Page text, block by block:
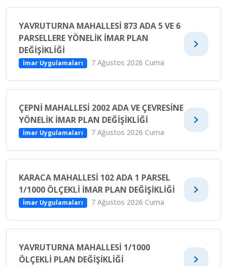
YAVRUTURNA MAHALLESİ 873 ADA 5 VE 6
PARSELLERE YÖNELİK İMAR PLAN
DEĞİŞİKLİĞİ
İmar Uygulamaları 7 Ağustos 2026 Cuma
ÇEPNİ MAHALLESİ 2002 ADA VE ÇEVRESİNE
YÖNELİK İMAR PLAN DEĞİŞİKLİĞİ
İmar Uygulamaları 7 Ağustos 2026 Cuma
KARACA MAHALLESİ 102 ADA 1 PARSEL
1/1000 ÖLÇEKLİ İMAR PLAN DEĞİŞİKLİĞİ
İmar Uygulamaları 7 Ağustos 2026 Cuma
YAVRUTURNA MAHALLESI 1/1000
ÖLÇEKLI PLAN DEĞIŞIKLIĞI